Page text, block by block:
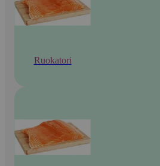
Ruokatori